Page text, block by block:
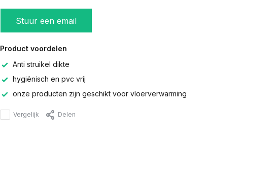
Stuur een email
Product voordelen
Anti struikel dikte
hygiënisch en pvc vrij
onze producten zijn geschikt voor vloerverwarming
Vergelijk Delen